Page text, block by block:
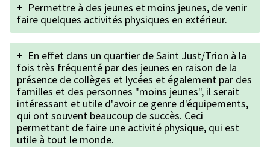
+ Permettre à des jeunes et moins jeunes, de venir
faire quelques activités physiques en extérieur.
+ En effet dans un quartier de Saint Just/Trion à la
fois très fréquenté par des jeunes en raison de la
présence de collèges et lycées et également par des
familles et des personnes "moins jeunes", il serait
intéressant et utile d'avoir ce genre d'équipements,
qui ont souvent beaucoup de succès. Ceci
permettant de faire une activité physique, qui est
utile à tout le monde.